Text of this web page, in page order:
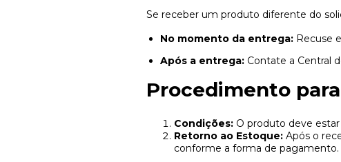
Se receber um produto diferente do
No momento da entrega: Recuse
Após a entrega: Contate a Central
Procedimento
Condições: O produto deve
Retorno ao Estoque: Após o
conforme a forma de pagamento.